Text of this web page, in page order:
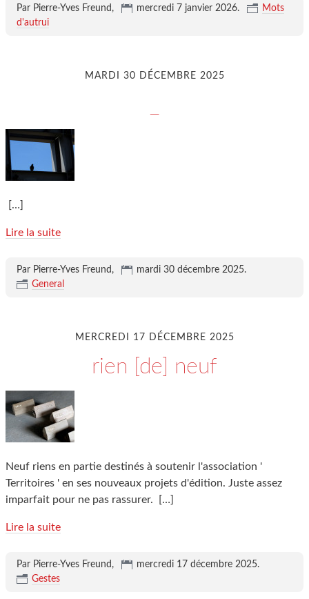
Par Pierre-Yves Freund, mercredi 7 janvier 2026.
Mots
d'autrui
MARDI 30 DÉCEMBRE 2025
[…]
Lire la suite
Par Pierre-Yves Freund, mardi 30 décembre 2025.
General
MERCREDI 17 DÉCEMBRE 2025
rien [de] neuf
Neuf riens en partie destinés à soutenir l'association '
Territoires ' en ses nouveaux projets d'édition. Juste assez
imparfait pour ne pas rassurer.
[…]
Lire la suite
Par Pierre-Yves Freund, mercredi 17 décembre 2025.
Gestes